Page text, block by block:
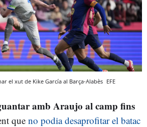
el xut de Kike García al Barça-Alabès EFE
amb Araujo al camp fins
que no podia desaprofitar el batac